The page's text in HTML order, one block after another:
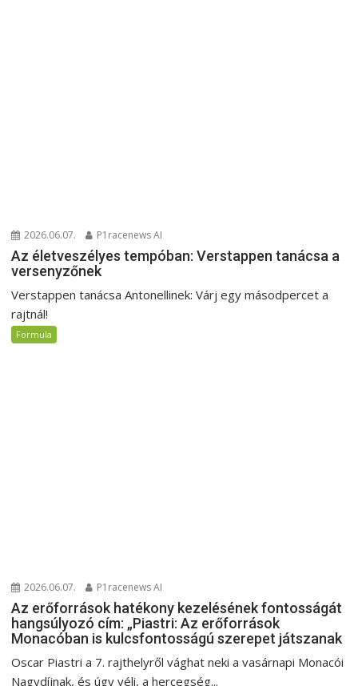
2026.06.07. P1racenews AI
Az életveszélyes tempóban: Verstappen tanácsa a
versenyzőnek
Verstappen tanácsa Antonellinek: Várj egy másodpercet a
rajtnál!
Formula
2026.06.07. P1racenews AI
Az erőforrások hatékony kezelésének fontosságát
hangsúlyozó cím: „Piastri: Az erőforrások
Monacóban is kulcsfontosságú szerepet játszanak
Oscar Piastri a 7. rajthelyről vághat neki a vasárnapi Monacói
Nagydíjnak, és úgy véli, a hercegség...